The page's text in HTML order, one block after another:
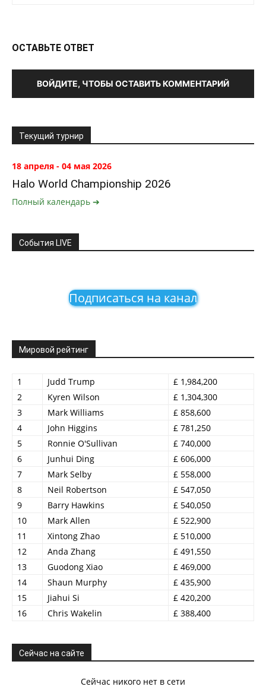
ОСТАВЬТЕ ОТВЕТ
ВОЙДИТЕ, ЧТОБЫ ОСТАВИТЬ КОММЕНТАРИЙ
Текущий турнир
18 апреля - 04 мая 2026
Halo World Championship 2026
Полный календарь ➔
События LIVE
Подписаться на канал
Мировой рейтинг
1 Judd Trump
£ 1,984,200
2
Kyren Wilson
£ 1,304,300
3
Mark Williams
£ 858,600
4
John Higgins
£ 781,250
5
Ronnie O'Sullivan
£ 740,000
6
Junhui Ding
£ 606,000
7
Mark Selby
£ 558,000
8
Neil Robertson
£ 547,050
9
Barry Hawkins
£ 540,050
10
Mark Allen
£ 522,900
11
Xintong Zhao
£ 510,000
12
Anda Zhang
£ 491,550
13
Guodong Xiao
£ 469,000
14
Shaun Murphy
£ 435,900
15
Jiahui Si
£ 420,200
16
Chris Wakelin £ 388,400
Сейчас на сайте
Сейчас никого нет в сети